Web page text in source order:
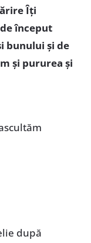
Îți
început
bunului și de
și pururea și
după